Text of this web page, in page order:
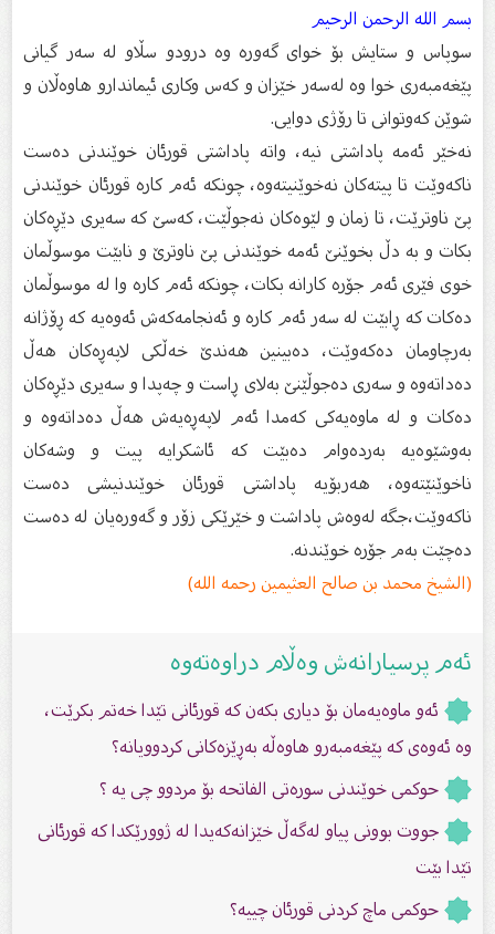
بسم الله الرحمن الرحیم
سوپاس و ستایش بۆ خواى گەورە وە درودو سڵاو لە سەر گیانى
پێغەمبەرى خوا وە لەسەر خێزان و كەس وكارى ئیماندارو هاوەڵان و
شوێن كەوتوانى تا رۆژى دوایى.
نەخێر ئەمە پاداشتی نیە، واتە پاداشتی قورئان خوێندنی دەست
ناكەوێت تا پیتەكان نەخوێنیتەوە، چونكە ئەم كارە قورئان خوێندنی
پێ ناوترێت، تا زمان و لێوەكان نەجوڵێت، كەسێ كە سەیری دێڕەكان
بكات و بە دڵ بخوێنێ ئەمە خوێندنی پێ ناوترێ و نابێت موسوڵمان
خوی فێری ئەم جۆرە كارانە بكات، چونكە ئەم كارە وا لە موسوڵمان
دەكات كە ڕابێت لە سەر ئەم كارە و ئەنجامەكەش ئەوەیە كە ڕۆژانە
بەرچاومان دەكەوێت، دەبینین هەندێ خەڵكی لاپەڕەكان هەڵ
دەداتەوە و سەری دەجوڵێنێ بەلای ڕاست و چەپدا و سەیری دێڕەكان
دەكات و لە ماوەیەكی كەمدا ئەم لاپەڕەیەش هەڵ دەداتەوە و
بەوشێوەیە بەردەوام دەبێت كە ئاشكرایە پیت و وشەكان
ناخوێنێتەوە، هەربۆیە پاداشتی قورئان خوێندنیشی دەست
ناكەوێت،جگە لەوەش پاداشت و خێرێكی زۆر و گەورەیان لە دەست
دەچێت بەم جۆرە خوێندنە.
(الشيخ محمد بن صالح العثيمين رحمه الله)
ئەم پرسیارانەش وەڵام دراوەتەوە
ئەو ماوەیەمان بۆ دیاری بكەن كە قورئانی تێدا خەتم بكرێت،
وە ئەوەی كە پێغەمبەرو هاوەڵە بەڕێزەكانی كردوویانە؟
حوكمی خوێندنی سورەتی الفاتحە بۆ مردوو چی یە ؟
جووت بوونی پیاو لەگەڵ خێزانەکەیدا لە ژوورێکدا کە قورئانی
تێدا بێت
حوكمی ماچ كردنی قورئان چییە؟